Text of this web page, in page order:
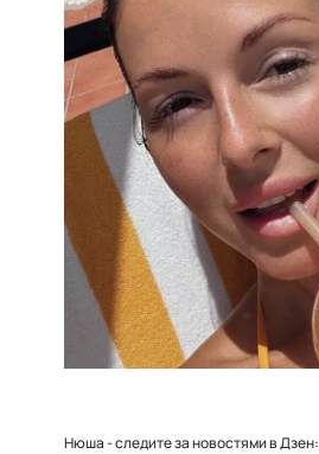
Нюша - следите за новостями в Дзен: